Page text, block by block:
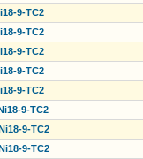
9-TC2
9-TC2
9-TC2
9-TC2
9-TC2
9-TC2
9-TC2
9-TC2